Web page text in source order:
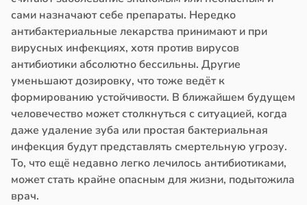
сами назначают себе препараты. Нередко
антибактериальные лекарства принимают и при
вирусных инфекциях, хотя против вирусов
антибиотики абсолютно бессильны. Другие
уменьшают дозировку, что тоже ведёт к
формированию устойчивости. В ближайшем будущем
человечество может столкнуться с ситуацией, когда
даже удаление зуба или простая бактериальная
инфекция будут представлять смертельную угрозу.
То, что ещё недавно легко лечилось антибиотиками,
может стать крайне опасным для жизни, подытожила
врач.